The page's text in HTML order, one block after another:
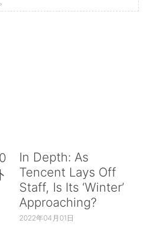
In Depth: As
Tencent Lays Off
Staff, Is Its ‘Winter’
Approaching?
2022年04月01日